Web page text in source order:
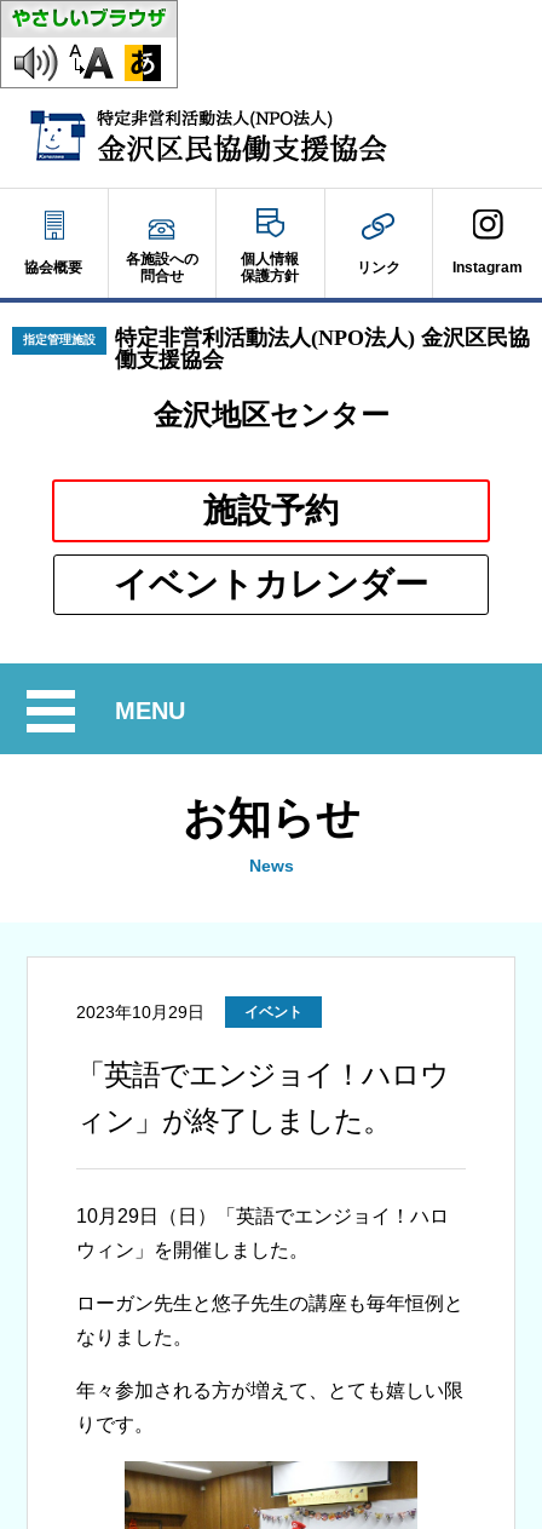
協会概要
各施設への
問合せ
個人情報
保護方針
リンク Instagram
特定非営利活動法人(NPO法人) 金沢区民協
働支援協会
指定管理施設
金沢地区センター
施設予約別
ウ
ィ
ン
開
イベント カレンダー別
ウ
ウ
MENU開
閉
お知らせ
News
2023年10月29日 イベント
「英語でエンジョイ！ハロウ
ィン」が終了しました。
10月29日（日）「英語でエンジョイ！ハロ
ウィン」を開催しました。
ローガン先生と悠子先生の講座も毎年恒例と
なりました。
年々参加される方が増えて、とても嬉しい限
りです。